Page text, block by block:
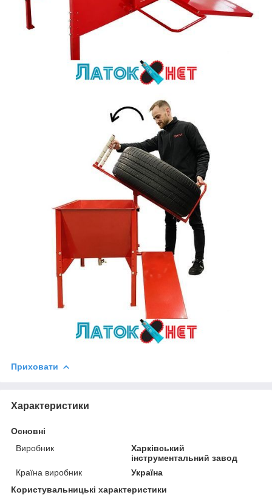
Приховати
Характеристики
Основні
Виробник
Харківський
інструментальний завод
Країна виробник
Україна
Користувальницькі характеристики